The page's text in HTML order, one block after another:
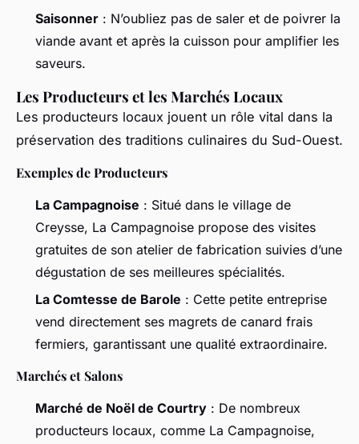
Saisonner : N’oubliez pas de saler et de poivrer la
viande avant et après la cuisson pour amplifier les
saveurs.
Les Producteurs et les Marchés Locaux
Les producteurs locaux jouent un rôle vital dans la
préservation des traditions culinaires du Sud-Ouest.
Exemples de Producteurs
La Campagnoise : Situé dans le village de
Creysse, La Campagnoise propose des visites
gratuites de son atelier de fabrication suivies d’une
dégustation de ses meilleures spécialités.
La Comtesse de Barole : Cette petite entreprise
vend directement ses magrets de canard frais
fermiers, garantissant une qualité extraordinaire.
Marchés et Salons
Marché de Noël de Courtry : De nombreux
producteurs locaux, comme La Campagnoise,